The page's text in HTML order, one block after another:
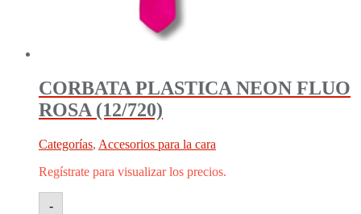
CORBATA PLASTICA NEON FLUO
ROSA (12/720)
Categorías, Accesorios para la cara
Regístrate para visualizar los precios.
-